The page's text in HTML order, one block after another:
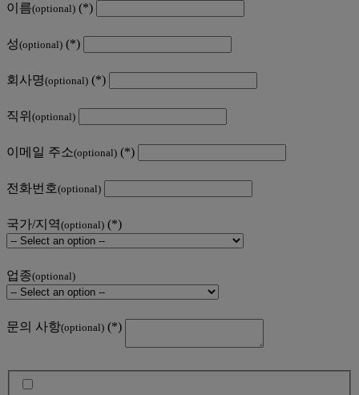
이름(optional)
성(optional)
회사명(optional)
직위 (optional)
이메일 주소(optional)
전화번호(optional)
국가/지역(optional)
업종(optional)
문의 사항(optional)